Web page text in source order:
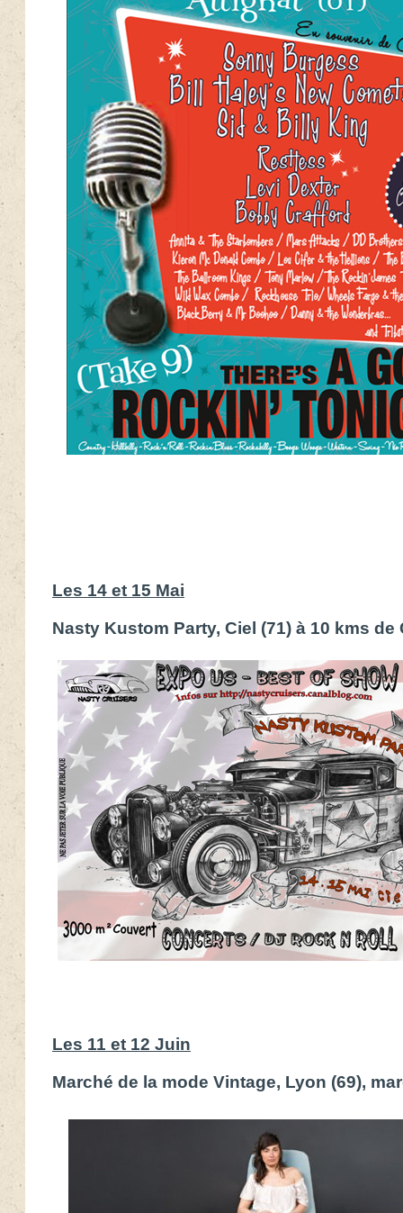
Les 14 et 15 Mai
Nasty Kustom Party, Ciel (71) à 10 kms de
Les 11 et 12 Juin
Marché de la mode Vintage, Lyon (69),